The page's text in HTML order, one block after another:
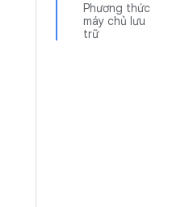
Phương thức
máy chủ lưu
trữ